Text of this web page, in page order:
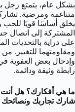
بشكل عام، يتمتع رجل
متناغمة ومرضية.
يخلق أساسًا قويًا للحب
المشتركة إلى اتصال
على دراية بالتحديات
ومقاومتهما للتغيير.
وإدخال بعض العفوية في
رابطة وثيقة ودائمة.
ما هي أفكارك؟ هل
شارك تجاربك ونصائحك